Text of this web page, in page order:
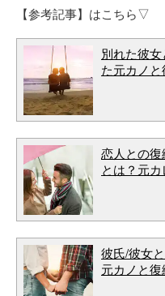
【参考記事】はこちら▽
別れた彼
た元カノ
恋人との
とは？元
彼氏/彼女
元カノと